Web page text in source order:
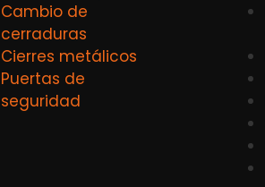
Cambio de
cerraduras
Cierres metálicos
Puertas de
seguridad